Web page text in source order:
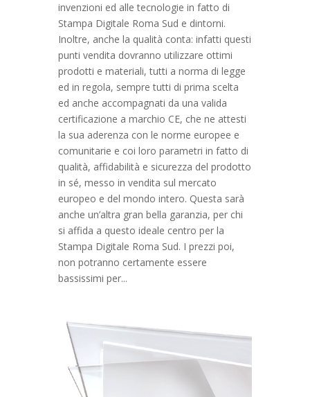
invenzioni ed alle tecnologie in fatto di
Stampa Digitale Roma Sud e dintorni.
Inoltre, anche la qualità conta: infatti questi
punti vendita dovranno utilizzare ottimi
prodotti e materiali, tutti a norma di legge
ed in regola, sempre tutti di prima scelta
ed anche accompagnati da una valida
certificazione a marchio CE, che ne attesti
la sua aderenza con le norme europee e
comunitarie e coi loro parametri in fatto di
qualità, affidabilità e sicurezza del prodotto
in sé, messo in vendita sul mercato
europeo e del mondo intero. Questa sarà
anche un’altra gran bella garanzia, per chi
si affida a questo ideale centro per la
Stampa Digitale Roma Sud. I prezzi poi,
non potranno certamente essere
bassissimi per...